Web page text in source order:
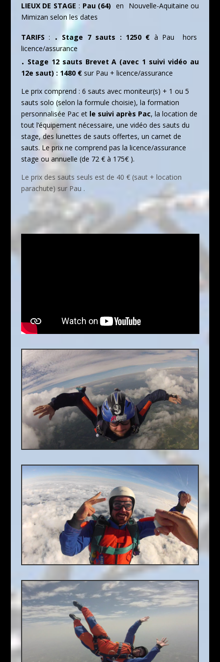
LIEUX DE STAGE : Pau (64) en Nouvelle-Aquitaine ou
Mimizan selon les dates
TARIFS : . Stage 7 sauts : 1250 € à Pau hors
licence/assurance
. Stage 12 sauts Brevet A (avec 1 suivi vidéo au
12e saut) : 1480 €sur Pau + licence/assurance
Le prix comprend : 6 sauts avec moniteur(s) + 1 ou 5
sauts solo (selon la formule choisie), la formation
personnalisée Pac et le suivi après Pac, la location de
tout l’équipement nécessaire, une vidéo des sauts du
stage, des lunettes de sauts offertes, un carnet de
sauts. Le prix ne comprend pas la licence/assurance
stage ou annuelle (de 72 € à 175€ ).
Le prix des sauts seuls est de 40 € (saut + location
parachute) sur Pau .